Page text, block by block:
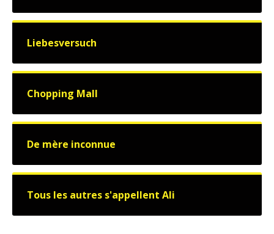
Liebesversuch
Chopping Mall
De mère inconnue
Tous les autres s'appellent Ali